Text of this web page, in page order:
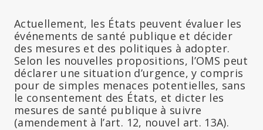
Actuellement, les États peuvent évaluer les
événements de santé publique et décider
des mesures et des politiques à adopter.
Selon les nouvelles propositions, l’OMS peut
déclarer une situation d’urgence, y compris
pour de simples menaces potentielles, sans
le consentement des États, et dicter les
mesures de santé publique à suivre
(amendement à l’art. 12, nouvel art. 13A).